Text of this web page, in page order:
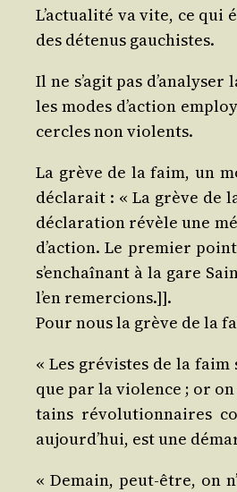
L’actualité va vite, ce
des déte­nus gauchistes.
Il ne s’agit pas
les modes d’action
cercles non violents.
La grève de la faim, un
décla­rait : « La grève de
décla­ra­tion révèle une
d’action. Le pre­mier
s’enchaînant à la gare
l’en remercions.]].
Pour nous la grève de la
« Les gré­vistes de la
que par la vio­lence ; or
tains révo­lu­tion­naires
aujourd’hui, est une
« Demain, peut‑être, on